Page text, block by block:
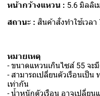
หน้ากว้างแหวน : 5.6 มิลลิเ
สถานะ : สินค้าสั่งทำใช้เวลา
หมายเหตุ
- ขนาดแหวนเกินไซส์ 55 จะ
- สามารถเปลี่ยนตัวเรือนเป็
เท่ากัน
- น้ำหนักตัวเรือน อาจเปลี่ย